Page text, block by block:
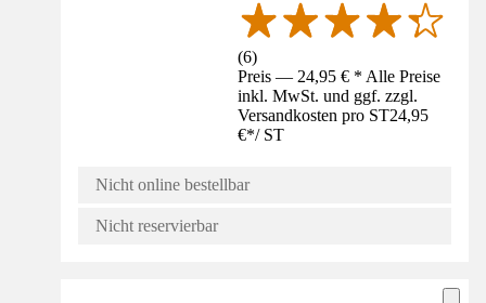
(6)
Preis — 24,95 € * Alle Preise
inkl. MwSt. und ggf. zzgl.
Versandkosten pro ST24,95
€*/ ST
Nicht online bestellbar
Nicht reservierbar